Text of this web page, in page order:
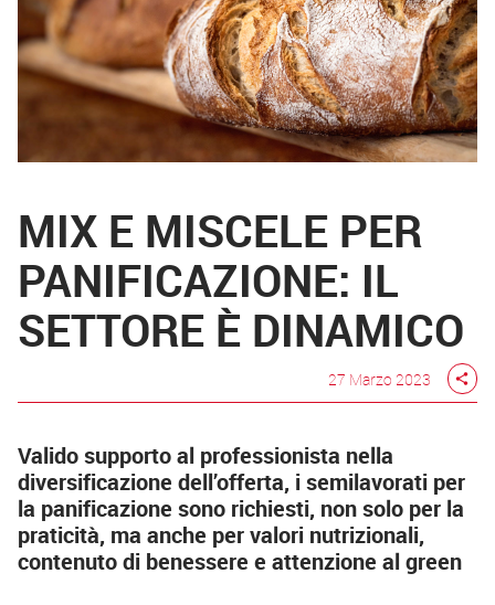
MIX E MISCELE PER
PANIFICAZIONE: IL
SETTORE È DINAMICO
27 Marzo 2023 share
Valido supporto al professionista nella
diversificazione dell’offerta, i semilavorati per
la panificazione sono richiesti, non solo per la
praticità, ma anche per valori nutrizionali,
contenuto di benessere e attenzione al green